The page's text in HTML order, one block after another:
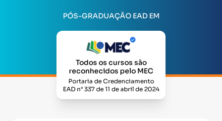
PÓS-GRADUAÇÃO EAD EM
Todos os cursos são
reconhecidos pelo MEC
Portaria de Credenciamento
EAD n° 337 de 11 de abril de 2024